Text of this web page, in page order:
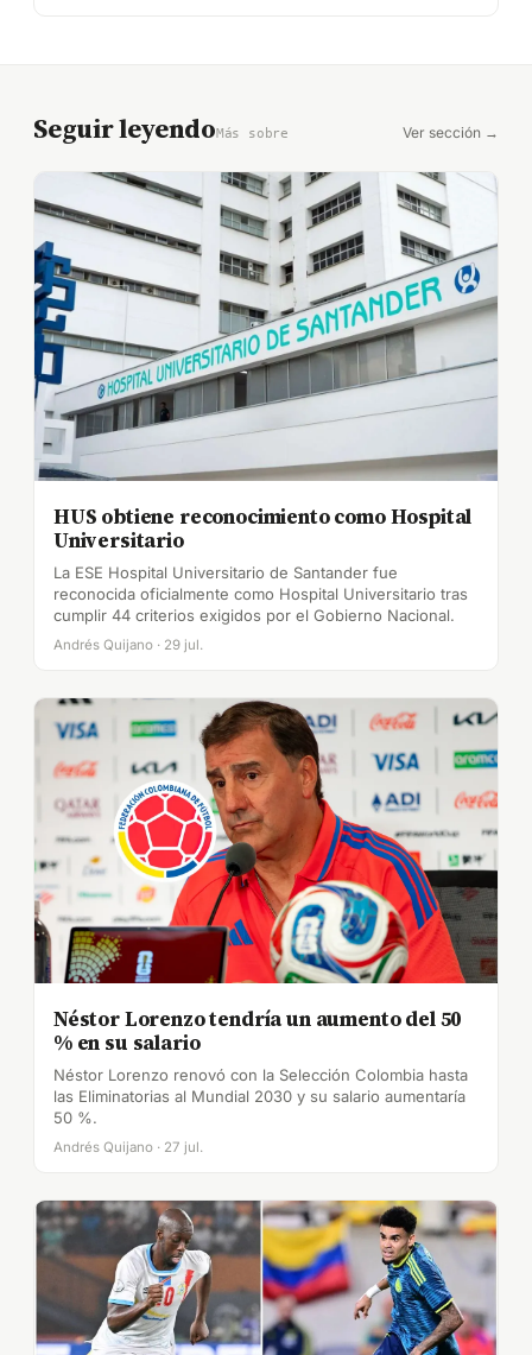
Seguir leyendoMás sobre Ver sección →
HUS obtiene reconocimiento como Hospital
Universitario
La ESE Hospital Universitario de Santander fue
reconocida oficialmente como Hospital Universitario tras
cumplir 44 criterios exigidos por el Gobierno Nacional.
Andrés Quijano · 29 jul.
Néstor Lorenzo tendría un aumento del 50
% en su salario
Néstor Lorenzo renovó con la Selección Colombia hasta
las Eliminatorias al Mundial 2030 y su salario aumentaría
50 %.
Andrés Quijano · 27 jul.